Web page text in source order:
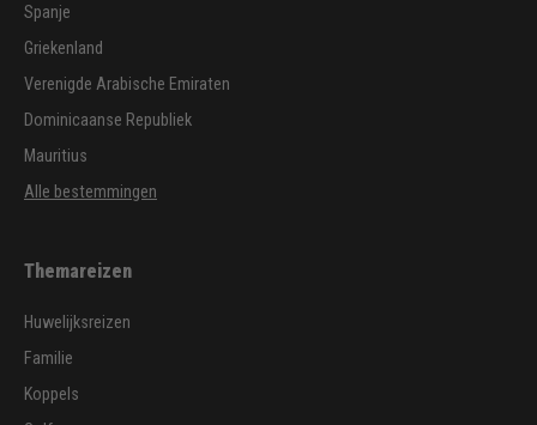
Spanje
Griekenland
Verenigde Arabische Emiraten
Dominicaanse Republiek
Mauritius
Alle bestemmingen
Themareizen
Huwelijksreizen
Familie
Koppels